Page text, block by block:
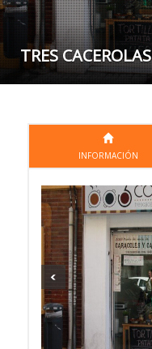
TRES CACEROLAS
INFORMACIÓN